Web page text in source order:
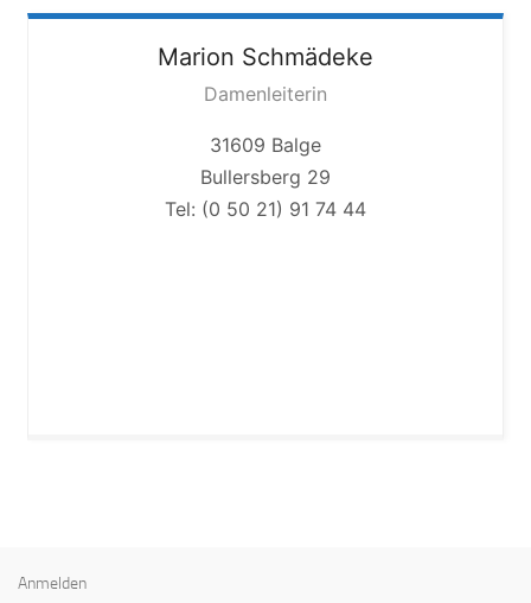
Marion Schmädeke
Damenleiterin
31609 Balge
Bullersberg 29
Tel: (0 50 21) 91 74 44
Anmelden